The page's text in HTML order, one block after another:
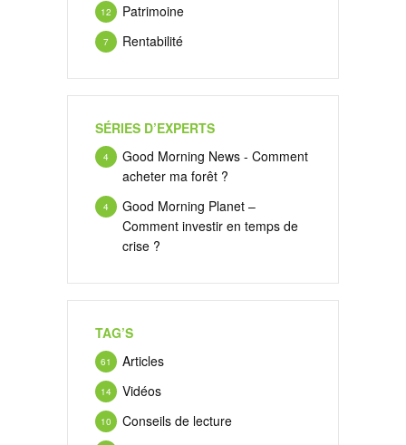
Patrimoine
12
Rentabilité
7
SÉRIES D’EXPERTS
Good Morning News - Comment
acheter ma forêt ?
4
Good Morning Planet –
Comment investir en temps de
crise ?
4
TAG’S
Articles
61
Vidéos
14
Conseils de lecture
10